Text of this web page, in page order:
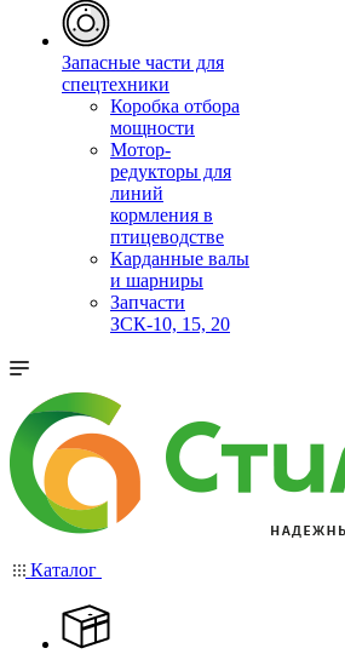
Запасные части для
спецтехники
Коробка отбора
мощности
Мотор-
редукторы для
линий
кормления в
птицеводстве
Карданные валы
и шарниры
Запчасти
ЗСК-10, 15, 20
Каталог